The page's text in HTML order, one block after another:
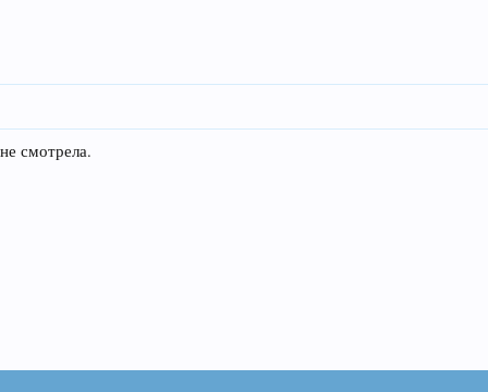
смотрела.